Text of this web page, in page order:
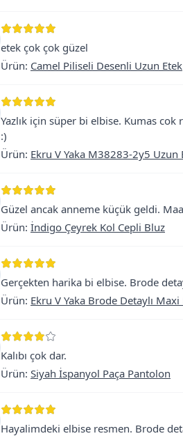
etek çok çok güzel
Ürün: Camel Piliseli Desenli Uzun Etek
Yazlık için süper bi elbise. Kumas
:)
Ürün: Ekru V Yaka M38283-2y5 Uzun
Güzel ancak anneme küçük geldi.
Ürün: İndigo Çeyrek Kol Cepli Bluz
Gerçekten harika bi elbise. Brode
Ürün: Ekru V Yaka Brode Detaylı Maxi
Kalıbı çok dar.
Ürün: Siyah İspanyol Paça Pantolon
Hayalimdeki elbise resmen. Brode